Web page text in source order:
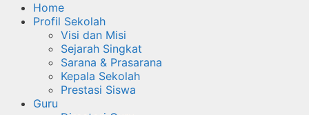
Home
Profil Sekolah
Visi dan Misi
Sejarah Singkat
Sarana & Prasarana
Kepala Sekolah
Prestasi Siswa
Guru